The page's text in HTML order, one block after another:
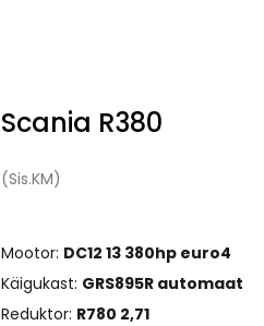
Scania R380
(Sis.KM)
Mootor: DC12 13 380hp euro4
Käigukast: GRS895R automaat
Reduktor: R780 2,71